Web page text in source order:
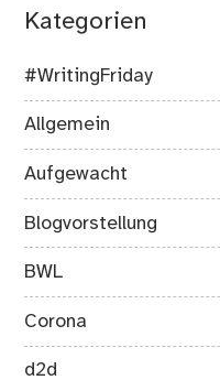
Kategorien
#WritingFriday
Allgemein
Aufgewacht
Blogvorstellung
BWL
Corona
d2d